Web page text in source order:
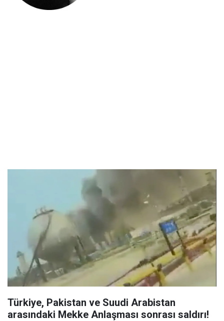
Türkiye, Pakistan ve Suudi Arabistan
arasındaki Mekke Anlaşması sonrası saldırı!